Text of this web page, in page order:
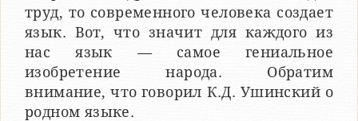
труд, то совре­менного человека создает
язык. Вот, что значит для каждого из
нас язык — самое гениальное
изобретение народа. Обратим
внимание, что говорил К.Д. Ушинский о
родном языке.